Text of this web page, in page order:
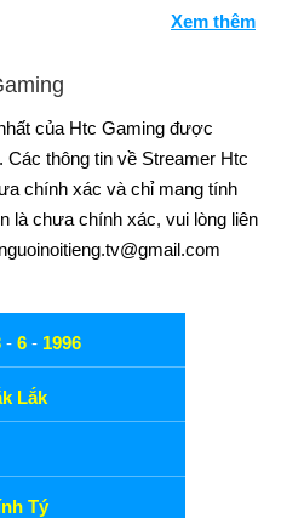
Xem thêm
của Htc Gaming được
Các thông tin về Streamer Htc
chính xác và chỉ mang tính
là chưa chính xác, vui lòng liên
- 6 - 1996
Lắk
Tý